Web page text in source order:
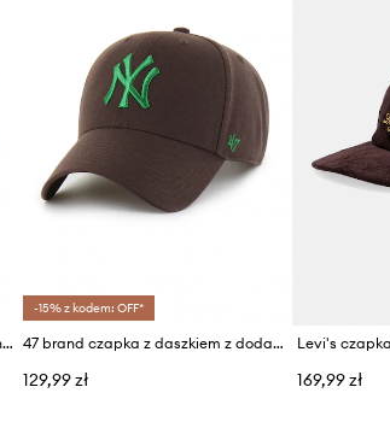
47 brand czapka z daszkiem bawełniana MLB New York Yankees
-15% z kodem: OFF*
47 brand czapka z daszkiem z dodatkiem wełny MLB New York Yankees
129,99 zł 169,99 zł